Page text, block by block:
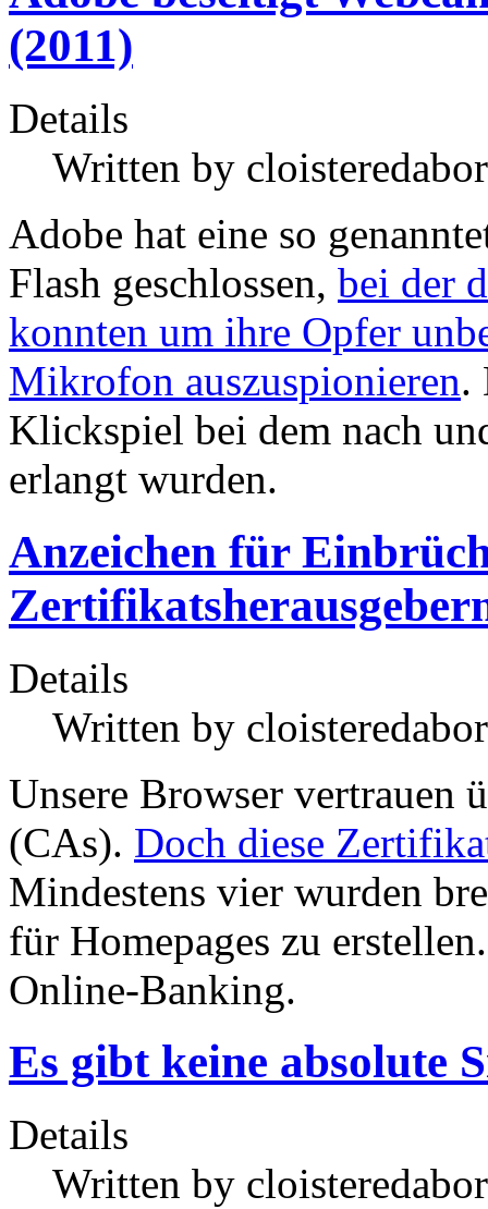
(2011)
Details
Written by
Adobe hat eine so
Flash geschlossen, bei der
konnten um ihre Opfer
Mikrofon auszuspionieren.
Klickspiel bei dem nach
erlangt wurden.
Anzeichen für
Details
Written by
Unsere Browser vertrauen
(CAs). Doch diese
Mindestens vier wurden
für Homepages zu
Online-Banking.
Es gibt keine absolute
Details
Written by